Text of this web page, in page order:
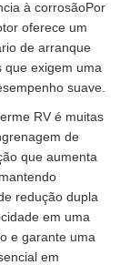
à corrosãoPor
oferece um
de arranque
que exigem uma
suave.
RV é muitas
de
que aumenta
redução dupla
em uma
e garante uma
em